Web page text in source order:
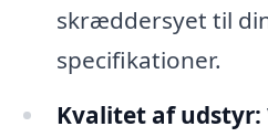
skræddersyet til
specifikationer.
Kvalitet af udstyr: